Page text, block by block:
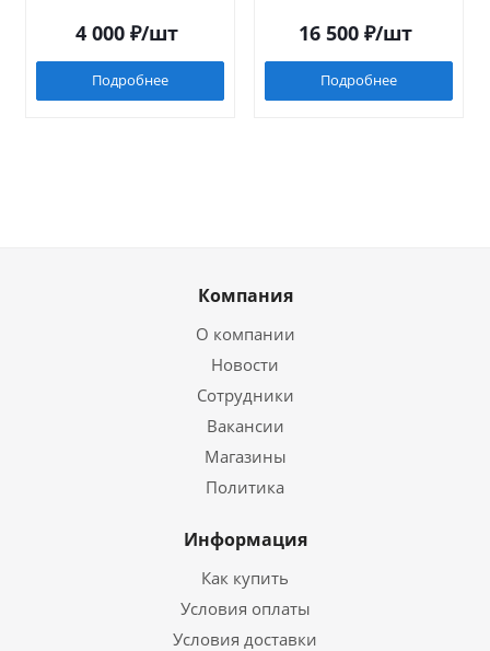
4 000₽/шт
Подробнее
16 500₽/шт
Подробнее
Компания
О компании
Новости
Сотрудники
Вакансии
Магазины
Политика
Информация
Как купить
Условия оплаты
Условия доставки